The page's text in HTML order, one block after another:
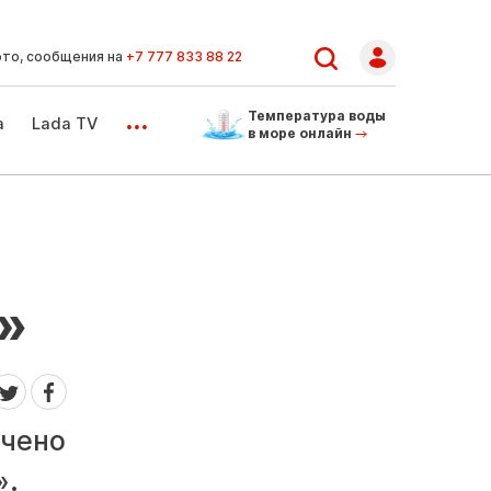
сообщения на +7 777 833 88 22
Lada TV ...
Температура воды
в море онлайн